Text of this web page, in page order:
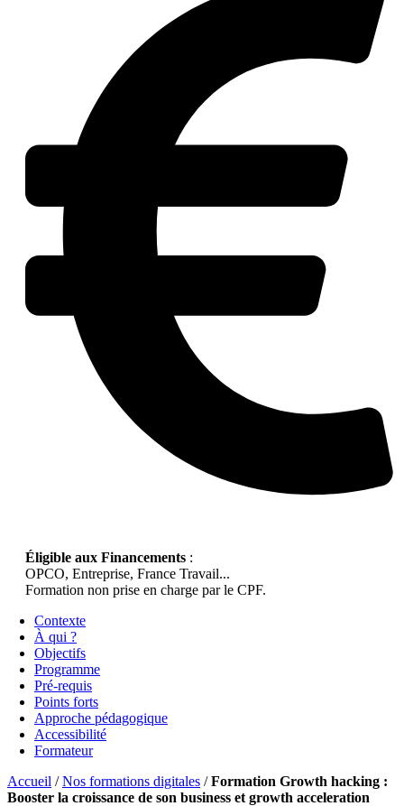
Éligible aux Financements :
OPCO, Entreprise, France Travail...
Formation non prise en charge par le CPF.
Contexte
À qui ?
Objectifs
Programme
Pré-requis
Points forts
Approche pédagogique
Accessibilité
Formateur
Accueil /Nos formations digitales /Formation Growth hacking :
Booster la croissance de son business et growth acceleration